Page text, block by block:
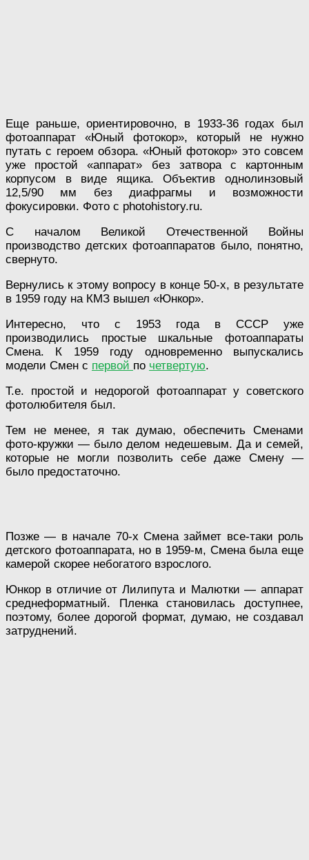
Еще раньше, ориентировочно, в 1933-36 годах был
фотоаппарат «Юный фотокор», который не нужно
путать с героем обзора. «Юный фотокор» это совсем
уже простой «аппарат» без затвора с картонным
корпусом в виде ящика. Объектив однолинзовый
12,5/90 мм без диафрагмы и возможности
фокусировки. Фото с photohistory.ru.
С началом Великой Отечественной Войны
производство детских фотоаппаратов было, понятно,
свернуто.
Вернулись к этому вопросу в конце 50-х, в результате
в 1959 году на КМЗ вышел «Юнкор».
Интересно, что с 1953 года в СССР уже
производились простые шкальные фотоаппараты
Смена. К 1959 году одновременно выпускались
модели Смен с первой по четвертую.
Т.е. простой и недорогой фотоаппарат у советского
фотолюбителя был.
Тем не менее, я так думаю, обеспечить Сменами
фото-кружки — было делом недешевым. Да и семей,
которые не могли позволить себе даже Смену —
было предостаточно.
Позже — в начале 70-х Смена займет все-таки роль
детского фотоаппарата, но в 1959-м, Смена была еще
камерой скорее небогатого взрослого.
Юнкор в отличие от Лилипута и Малютки — аппарат
среднеформатный. Пленка становилась доступнее,
поэтому, более дорогой формат, думаю, не создавал
затруднений.